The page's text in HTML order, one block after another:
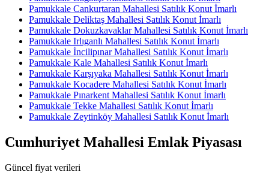
Pamukkale Cankurtaran Mahallesi Satılık Konut İmarlı
Pamukkale Deliktaş Mahallesi Satılık Konut İmarlı
Pamukkale Dokuzkavaklar Mahallesi Satılık Konut İmarlı
Pamukkale Irlıganlı Mahallesi Satılık Konut İmarlı
Pamukkale İncilipınar Mahallesi Satılık Konut İmarlı
Pamukkale Kale Mahallesi Satılık Konut İmarlı
Pamukkale Karşıyaka Mahallesi Satılık Konut İmarlı
Pamukkale Kocadere Mahallesi Satılık Konut İmarlı
Pamukkale Pınarkent Mahallesi Satılık Konut İmarlı
Pamukkale Tekke Mahallesi Satılık Konut İmarlı
Pamukkale Zeytinköy Mahallesi Satılık Konut İmarlı
Cumhuriyet Mahallesi Emlak Piyasası
Güncel fiyat verileri